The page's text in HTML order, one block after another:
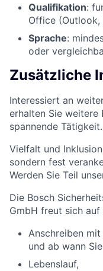
Qualifikation:
Office (Outlook,
Sprache:
oder
Zusätzliche
Interessiert an
erhalten Sie weitere
spannende Tätigkeit.
Vielfalt und
sondern fest
Werden Sie Teil
Die Bosch
GmbH freut sich
Anschreiben
und ab wann
Lebenslauf,